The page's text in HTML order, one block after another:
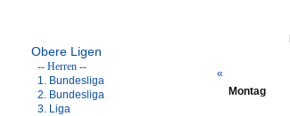
Obere Ligen
-- Herren --
1. Bundesliga
2. Bundesliga
3. Liga
«
Montag